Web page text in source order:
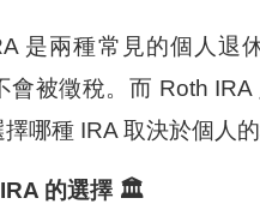
是兩種常見的個人退
會被徵稅。而 Roth
哪種 IRA 取決於個人
的選擇 🏛️